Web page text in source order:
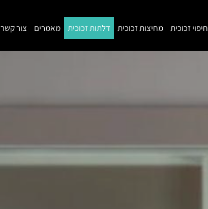
חיפוי זכוכית מחיצות זכוכית דלתות זכוכית מאמרים צור קשר